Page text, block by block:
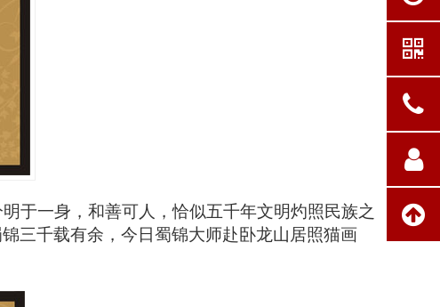
于一身，和善可人，恰似五千年文明灼照民族之
三千载有余，今日蜀锦大师赴卧龙山居照猫画